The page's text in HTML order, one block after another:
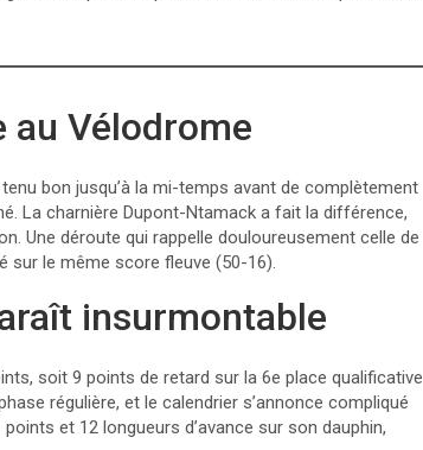
au Vélodrome
bon jusqu’à la mi-temps avant de complètement
La charnière Dupont-Ntamack a fait la différence,
Une déroute qui rappelle douloureusement celle de
sur le même score fleuve (50-16).
insurmontable
soit 9 points de retard sur la 6e place qualificative
régulière, et le calendrier s’annonce compliqué
et 12 longueurs d’avance sur son dauphin,